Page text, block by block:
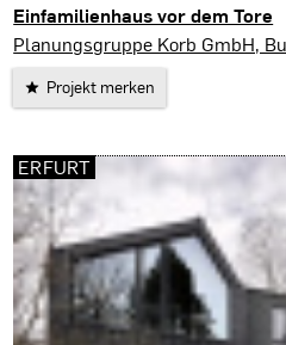
Einfamilienhaus vor dem Tore
Am Ettersberg
Planungsgruppe Korb GmbH,
Projekt merken
ERFURT